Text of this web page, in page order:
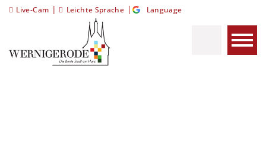
Live-Cam | Leichte Sprache | Language